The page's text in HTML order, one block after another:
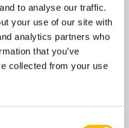
to analyse our traffic.
your use of our site with
analytics partners who
that you’ve
collected from your use
een rolstoel via een
Het is niet
bedienen. Mocht je van